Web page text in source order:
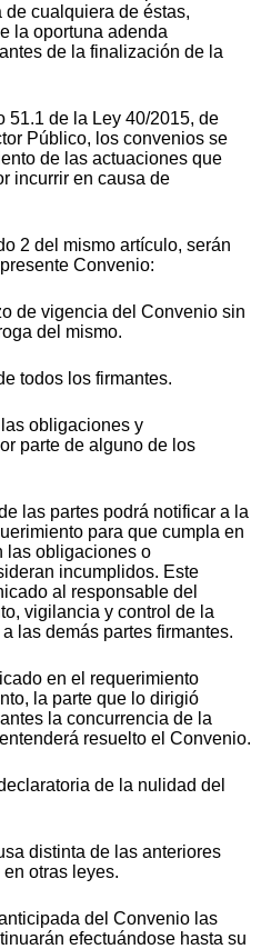
cualquiera de éstas,
la oportuna adenda
de la finalización de la
51.1 de la Ley 40/2015, de
Público, los convenios se
de las actuaciones que
incurrir en causa de
2 del mismo artículo, serán
Convenio:
de vigencia del Convenio sin
del mismo.
todos los firmantes.
obligaciones y
parte de alguno de los
las partes podrá notificar a la
para que cumpla en
las obligaciones o
incumplidos. Este
al responsable del
vigilancia y control de la
las demás partes firmantes.
en el requerimiento
la parte que lo dirigió
la concurrencia de la
resuelto el Convenio.
de la nulidad del
distinta de las anteriores
otras leyes.
del Convenio las
efectuándose hasta su